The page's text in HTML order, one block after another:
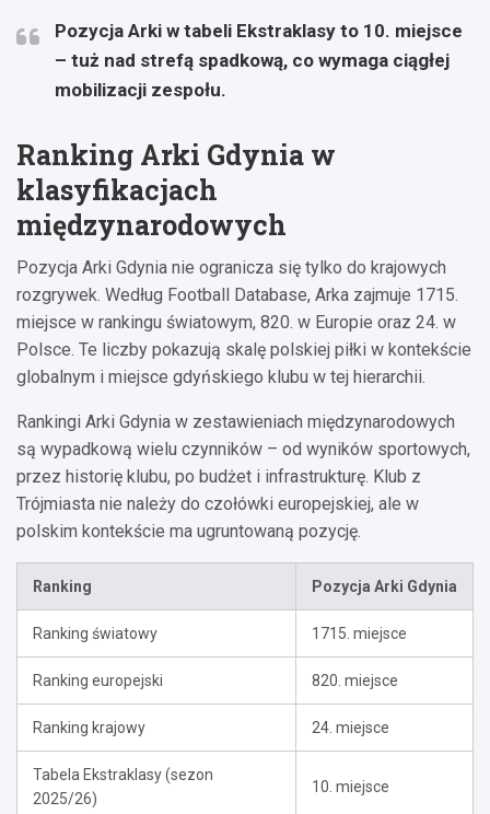
Pozycja Arki w tabeli Ekstraklasy to 10. miejsce
– tuż nad strefą spadkową, co wymaga ciągłej
mobilizacji zespołu.
Ranking Arki Gdynia w
klasyfikacjach
międzynarodowych
Pozycja Arki Gdynia nie ogranicza się tylko do krajowych
rozgrywek. Według Football Database, Arka zajmuje 1715.
miejsce w rankingu światowym, 820. w Europie oraz 24. w
Polsce. Te liczby pokazują skalę polskiej piłki w kontekście
globalnym i miejsce gdyńskiego klubu w tej hierarchii.
Rankingi Arki Gdynia w zestawieniach międzynarodowych
są wypadkową wielu czynników – od wyników sportowych,
przez historię klubu, po budżet i infrastrukturę. Klub z
Trójmiasta nie należy do czołówki europejskiej, ale w
polskim kontekście ma ugruntowaną pozycję.
Ranking Pozycja Arki Gdynia
Ranking światowy 1715. miejsce
Ranking europejski 820. miejsce
Ranking krajowy 24. miejsce
Tabela Ekstraklasy (sezon
2025/26)
10. miejsce